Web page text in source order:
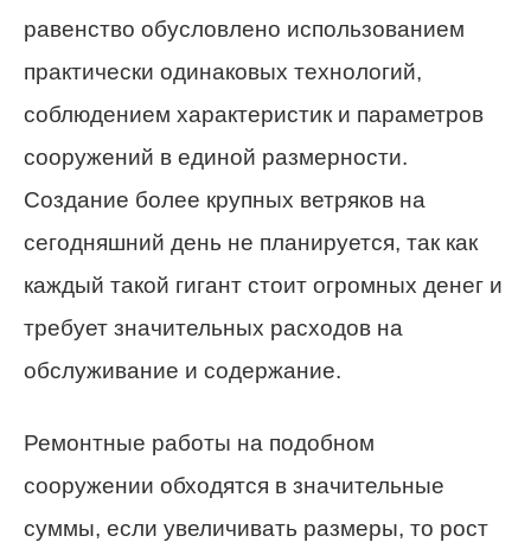
равенство обусловлено использованием
практически одинаковых технологий,
соблюдением характеристик и параметров
сооружений в единой размерности.
Создание более крупных ветряков на
сегодняшний день не планируется, так как
каждый такой гигант стоит огромных денег и
требует значительных расходов на
обслуживание и содержание.
Ремонтные работы на подобном
сооружении обходятся в значительные
суммы, если увеличивать размеры, то рост